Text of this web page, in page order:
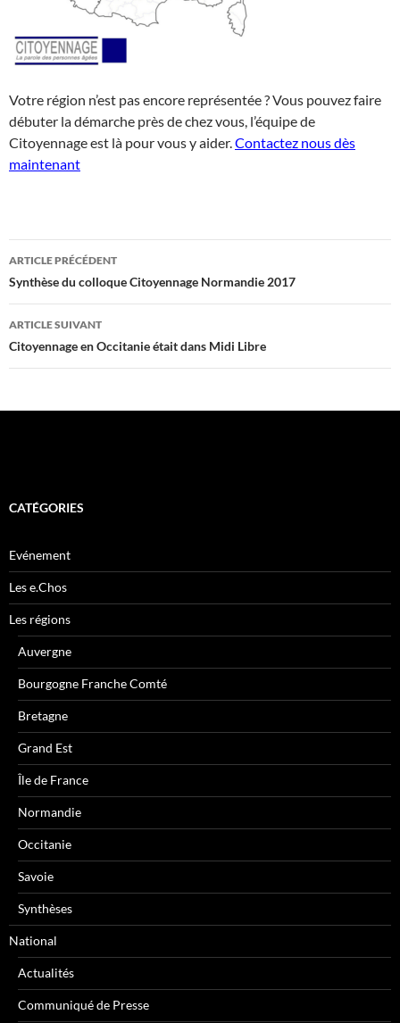
Votre région n’est pas encore représentée ? Vous pouvez faire
débuter la démarche près de chez vous, l’équipe de
Citoyennage est là pour vous y aider.Contactez nous dès
maintenant
Navigation
des
articles
ARTICLE PRÉCÉDENT
Synthèse du colloque Citoyennage Normandie 2017
ARTICLE SUIVANT
Citoyennage en Occitanie était dans Midi Libre
CATÉGORIES
Evénement
Les e.Chos
Les régions
Auvergne
Bourgogne Franche Comté
Bretagne
Grand Est
Île de France
Normandie
Occitanie
Savoie
Synthèses
National
Actualités
Communiqué de Presse